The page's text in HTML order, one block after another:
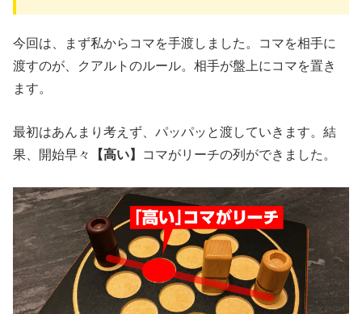
今回は、まず私からコマを手渡しました。コマを相手に
渡すのが、クアルトのルール。相手が盤上にコマを置き
ます。
最初はあんまり考えず、パッパッと渡していきます。結
果、開始早々
【高い】 コマがリーチの列ができました。